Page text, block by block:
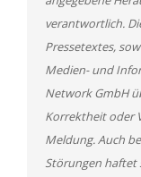
verantwortlich.
Pressetextes,
Medien- und
Network GmbH
Korrektheit oder
Meldung. Auch
Störungen haftet